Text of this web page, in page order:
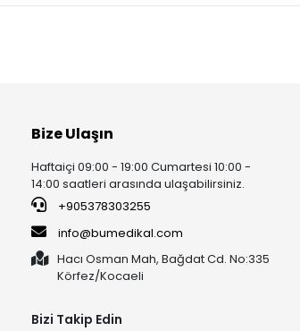
Bize Ulaşın
Haftaiçi 09:00 - 19:00 Cumartesi 10:00 -
14:00 saatleri arasında ulaşabilirsiniz.
+905378303255
info@bumedikal.com
Hacı Osman Mah, Bağdat Cd. No:335
Körfez/Kocaeli
Bizi Takip Edin